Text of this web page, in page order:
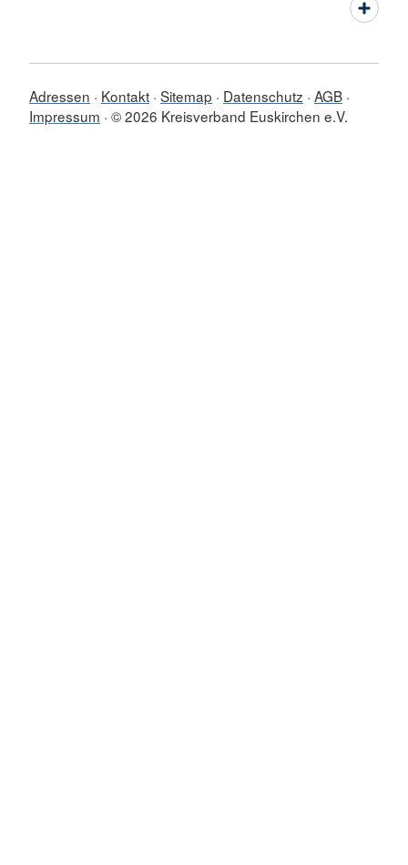
Adressen Kontakt Sitemap Datenschutz AGB
Impressum © 2026 Kreisverband Euskirchen e.V.